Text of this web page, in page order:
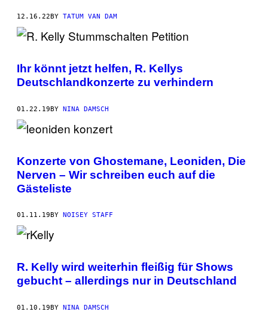
12.16.22 BY TATUM VAN DAM
Ihr könnt jetzt helfen, R. Kellys
Deutschlandkonzerte zu verhindern
01.22.19BY NINA DAMSCH
Konzerte von Ghostemane, Leoniden, Die
Nerven – Wir schreiben euch auf die
Gästeliste
01.11.19 BY NOISEY STAFF
R. Kelly wird weiterhin fleißig für Shows
gebucht – allerdings nur in Deutschland
01.10.19BY NINA DAMSCH